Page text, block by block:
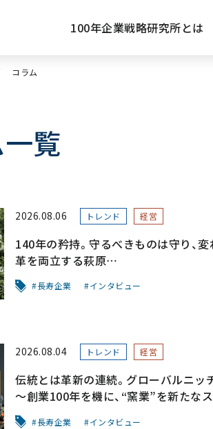
100年企業戦略研究所とは
コラム
覧
2026.08.06 トレンド 経営
140年の矜持。守るべきものは守り、
革を両立する萩原
～「前を向く力」をすべての人へ届ける
長寿企業 インタビュー
2026.08.04 トレンド 経営
伝統とは革新の連続。グローバルニッ
～創業100年を機に、“窯業”を新たな
ガラスを超える経営戦略～
長寿企業 インタビュー